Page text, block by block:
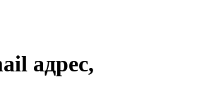
адрес,